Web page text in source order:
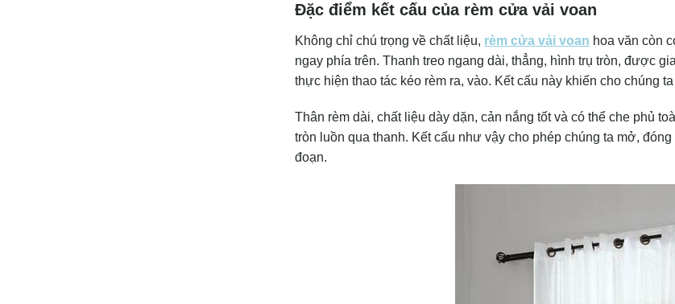
Đặc điểm kết cấu của rèm cửa vải voan
Không chỉ chú trọng về chất liệu, rèm cửa vải voan hoa văn còn
ngay phía trên. Thanh treo ngang dài, thẳng, hình trụ tròn, được
thực hiện thao tác kéo rèm ra, vào. Kết cấu này khiến cho chúng
Thân rèm dài, chất liệu dày dặn, cản nắng tốt và có thể che phủ
tròn luồn qua thanh. Kết cấu như vậy cho phép chúng ta mở,
đoạn.